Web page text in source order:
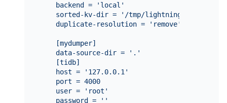
    backend = 'local'
    sorted-kv-dir = '/tmp/lightning-tmp/'
    duplicate-resolution = 'remove'
    [mydumper]
    data-source-dir = '.'
    [tidb]
    host = '127.0.0.1'
    port = 4000
    user = 'root'
    password = ''